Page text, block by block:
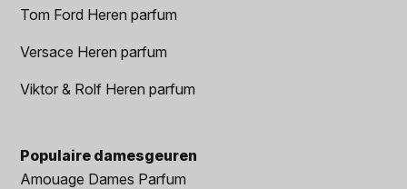
Tom Ford Heren parfum
Versace Heren parfum
Viktor & Rolf Heren parfum
Populaire damesgeuren
Amouage Dames Parfum